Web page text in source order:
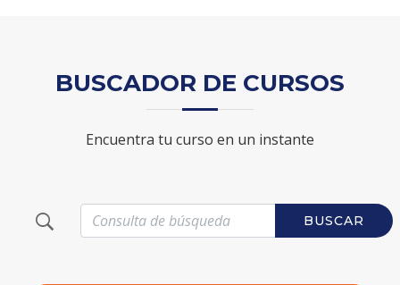
BUSCADOR DE CURSOS
Encuentra tu curso en un instante
BUSCAR